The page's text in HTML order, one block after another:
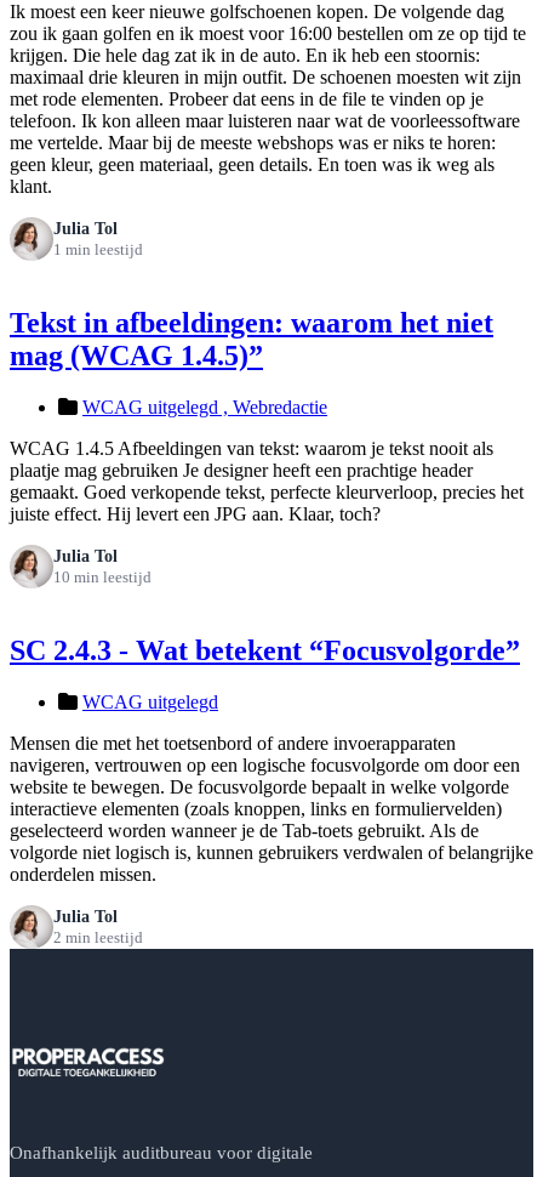
Ik moest een keer nieuwe golfschoenen kopen. De volgende dag
zou ik gaan golfen en ik moest voor 16:00 bestellen om ze op tijd te
krijgen. Die hele dag zat ik in de auto. En ik heb een stoornis:
maximaal drie kleuren in mijn outfit. De schoenen moesten wit zijn
met rode elementen. Probeer dat eens in de file te vinden op je
telefoon. Ik kon alleen maar luisteren naar wat de voorleessoftware
me vertelde. Maar bij de meeste webshops was er niks te horen:
geen kleur, geen materiaal, geen details. En toen was ik weg als
klant.
Julia Tol
1 min leestijd
Tekst in afbeeldingen: waarom het niet
mag (WCAG 1.4.5)”
WCAG uitgelegd , Webredactie
WCAG 1.4.5 Afbeeldingen van tekst: waarom je tekst nooit als
plaatje mag gebruiken Je designer heeft een prachtige header
gemaakt. Goed verkopende tekst, perfecte kleurverloop, precies het
juiste effect. Hij levert een JPG aan. Klaar, toch?
Julia Tol
10 min leestijd
SC 2.4.3 - Wat betekent “Focusvolgorde”
WCAG uitgelegd
Mensen die met het toetsenbord of andere invoerapparaten
navigeren, vertrouwen op een logische focusvolgorde om door een
website te bewegen. De focusvolgorde bepaalt in welke volgorde
interactieve elementen (zoals knoppen, links en formuliervelden)
geselecteerd worden wanneer je de Tab-toets gebruikt. Als de
volgorde niet logisch is, kunnen gebruikers verdwalen of belangrijke
onderdelen missen.
Julia Tol
2 min leestijd
Onafhankelijk auditbureau voor digitale